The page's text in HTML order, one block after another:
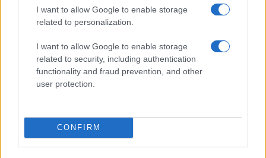
I want to allow Google to enable storage
related to personalization.
I want to allow Google to enable storage
related to security, including authentication
functionality and fraud prevention, and other
user protection.
CONFIRM
Az Android rejtett automatizmusai: hat funkció, amely
észrevétlenül könnyíti meg a mindennapokat
Ez a rejtett Samsung funkció teljesen megváltoztatja a
mobilhasználatot – sokan mégsem tudnak róla
Nem biztos, hogy érdemes kivárni az iPhone 18 Prot
kamerás funkcióját
Élőképeken a Dark Cherry színű iPhone 18 Pro Max!